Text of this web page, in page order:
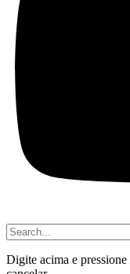
Digite acima e pressione